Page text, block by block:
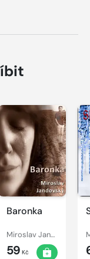
Baronka
Miroslav Jandovský
59 Kč